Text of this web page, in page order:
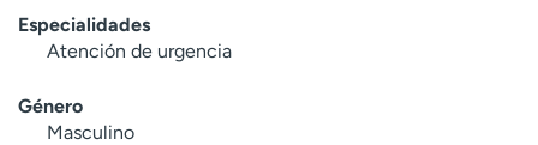
Especialidades
Atención de urgencia
Género
Masculino